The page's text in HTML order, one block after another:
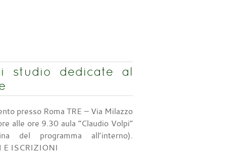
studio dedicate al
presso Roma TRE – Via Milazzo
alle ore 9.30 aula “Claudio Volpi”
del programma all’interno).
E ISCRIZIONI